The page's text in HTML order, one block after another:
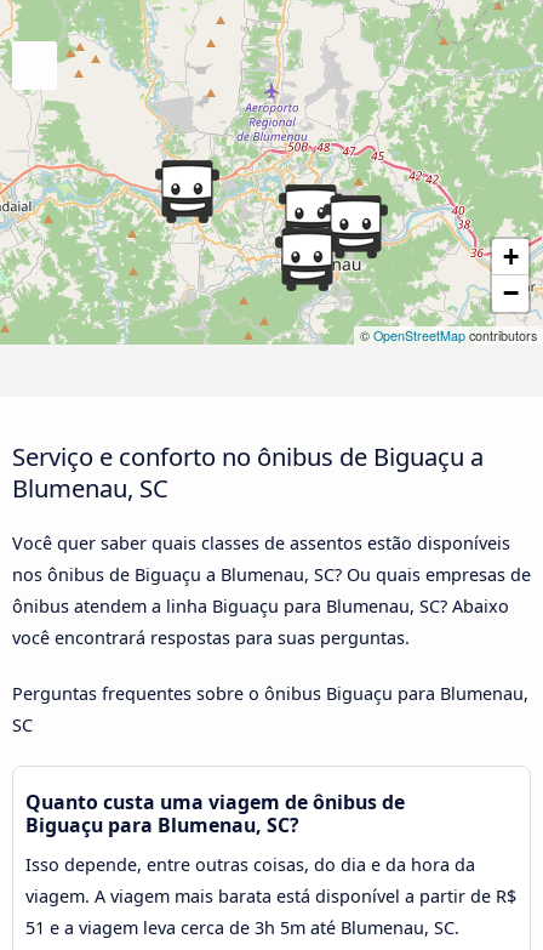
+
−
© OpenStreetMap contributors
Serviço e conforto no ônibus de Biguaçu a
Blumenau, SC
Você quer saber quais classes de assentos estão disponíveis
nos ônibus de Biguaçu a Blumenau, SC? Ou quais empresas de
ônibus atendem a linha Biguaçu para Blumenau, SC? Abaixo
você encontrará respostas para suas perguntas.
Perguntas frequentes sobre o ônibus Biguaçu para Blumenau,
SC
Quanto custa uma viagem de ônibus de
Biguaçu para Blumenau, SC?
Isso depende, entre outras coisas, do dia e da hora da
viagem. A viagem mais barata está disponível a partir de R$
51 e a viagem leva cerca de 3h 5m até Blumenau, SC.